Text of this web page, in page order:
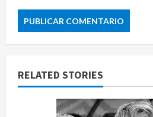
RELATED STORIES